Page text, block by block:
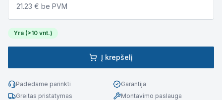
21.23 € be PVM
Yra (>10 vnt.)
Į krepšelį
Padedame parinkti
Garantija
Greitas pristatymas
Montavimo paslauga